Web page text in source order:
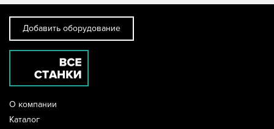
Добавить оборудование
О компании
Каталог